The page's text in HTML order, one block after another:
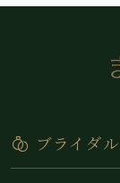
ブライダル